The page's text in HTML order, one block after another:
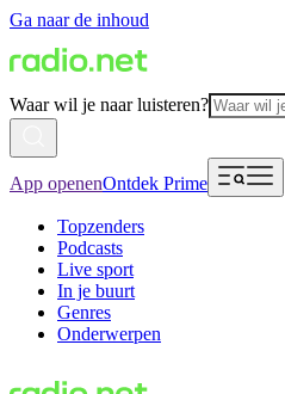
Ga naar de inhoud
Waar wil je naar luisteren?
App openenOntdek Prime
Topzenders
Podcasts
Live sport
In je buurt
Genres
Onderwerpen